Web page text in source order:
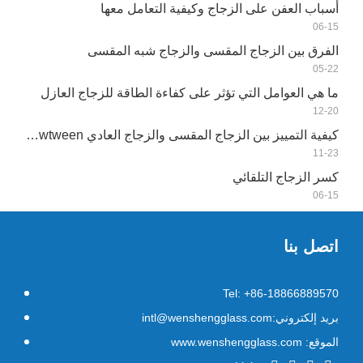
أسباب العفن على الزجاج وكيفية التعامل معها
06-15
الفرق بين الزجاج المقسى والزجاج شبه المقسى
05-22
ما هي العوامل التي تؤثر على كفاءة الطاقة للزجاج العازل
12-20
كيفية التمييز بين الزجاج المقسى والزجاج العادي Bwtween؟
11-23
كسر الزجاج التلقائي
06-15
اتصل بنا
Tel: +86-18866889570
بريد إلكتروني:intl@wenshengglass.com
الموقع: www.wenshengglass.com